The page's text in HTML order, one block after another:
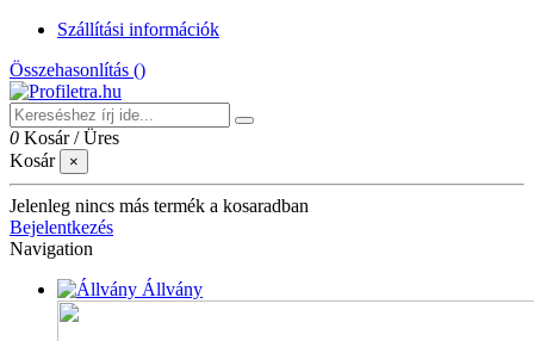
Szállítási információk
Összehasonlítás ()
0 Kosár /Üres
Kosár
×
Jelenleg nincs más termék a kosaradban
Bejelentkezés
Navigation
Állvány